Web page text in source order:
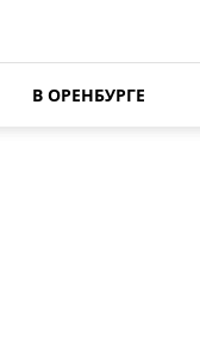
В ОРЕНБУРГЕ